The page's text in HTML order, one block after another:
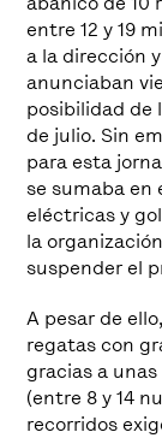
entre 12 y 19
a la dirección
anunciaban
posibilidad de
de julio. Sin
para esta
se sumaba en
eléctricas y
la
suspender el
A pesar de
regatas con
gracias a
(entre 8 y 14
recorridos